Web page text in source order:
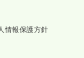
情報保護方針